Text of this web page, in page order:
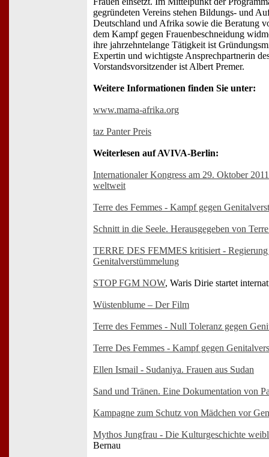
gegründeten Vereins stehen Bildungs- und
Deutschland und Afrika sowie die Beratung
dem Kampf gegen Frauenbeschneidung
ihre jahrzehntelange Tätigkeit ist
Expertin und wichtigste Ansprechpartnerin
Vorstandsvorsitzender ist Albert Premer.
Weitere Informationen finden Sie unter:
www.mama-afrika.org
taz Panter Preis
Weiterlesen auf AVIVA-Berlin:
Internationaler Kongress am 29. Oktober
weltweit
Terre des Femmes - Kampf gegen
Schnitt in die Seele. Herausgegeben von
TERRE DES FEMMES kritisiert -
Genitalverstümmelung
STOP FGM NOW, Waris Dirie startet
Wüstenblume – Der Film
Terre des Femmes - Null Toleranz gegen
Terre Des Femmes - Kampf gegen
Ellen Ismail - Sudaniya. Frauen aus Sudan
Sand und Tränen. Eine Dokumentation von
Kampagne zum Schutz von Mädchen vor
Mythos Jungfrau - Die Kulturgeschichte
Bernau